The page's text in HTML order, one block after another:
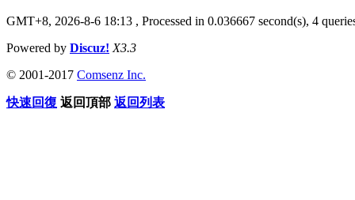
GMT+8, 2026-8-6 18:13 , Processed in 0.036667 second(s), 4
Powered by Discuz! X3.3
© 2001-2017 Comsenz Inc.
快速回復 返回頂部 返回列表